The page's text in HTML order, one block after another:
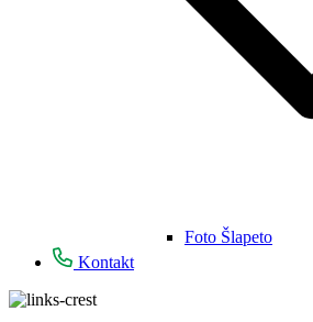
Foto Šlapeto
Kontakt